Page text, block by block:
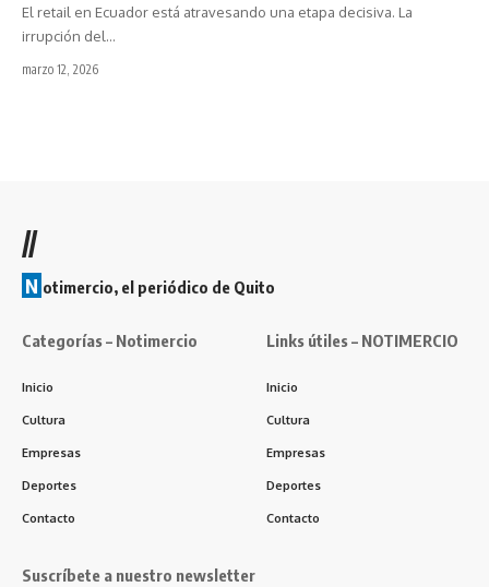
El retail en Ecuador está atravesando una etapa decisiva. La
irrupción del…
marzo 12, 2026
//
N otimercio, el periódico de Quito
Categorías – Notimercio
Inicio
Cultura
Empresas
Deportes
Contacto
Links útiles – NOTIMERCIO
Inicio
Cultura
Empresas
Deportes
Contacto
Suscríbete a nuestro newsletter